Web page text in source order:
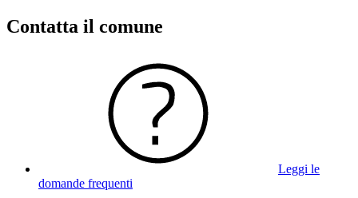
Contatta il comune
Leggi le
domande frequenti